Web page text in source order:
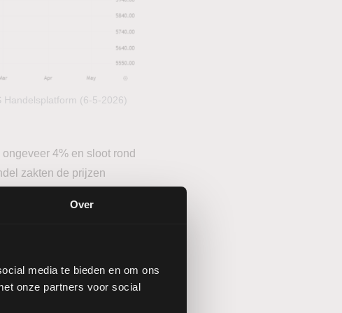
Over
media te bieden en om ons
onze partners voor social
Handelsplatform (6-5-2026)
4% en sloot rond
zakten de prijzen
de VS daalde in maart
dienstenindex kwam uit op